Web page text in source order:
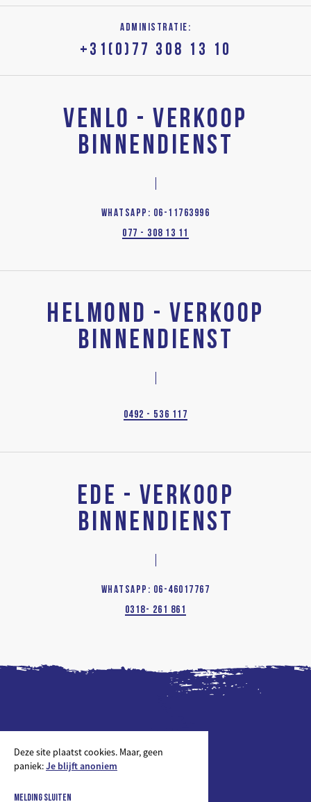
Deze site plaatst cookies. Maar, geen
paniek:Je blijft anoniem
MELDING SLUITEN
ADMINISTRATIE:
+31(0)77 308 13 10
VENLO - VERKOOP
BINNENDIENST
WHATSAPP: 06-11763996
077 - 308 13 11
HELMOND - VERKOOP
BINNENDIENST
0492 - 536 117
EDE - VERKOOP
BINNENDIENST
WHATSAPP: 06-46017767
0318- 261 861
2026 © De Beer Verf
COOKIES- EN PRIVACYVERKLARING